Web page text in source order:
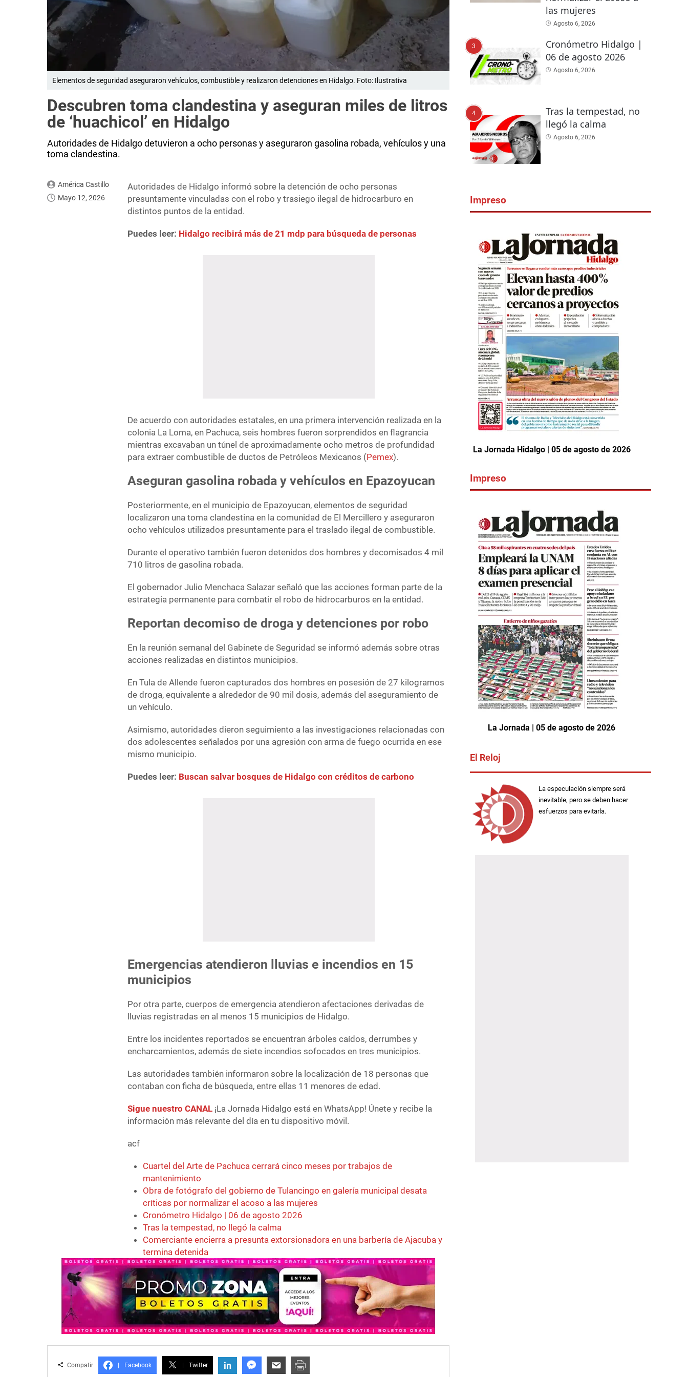
Elementos de seguridad aseguraron vehículos, combustible y realizaron detenciones en Hidalgo. Foto: Ilustrativa
Descubren toma clandestina y aseguran miles de litros
de ‘huachicol’ en Hidalgo
Autoridades de Hidalgo detuvieron a ocho personas y aseguraron gasolina robada, vehículos y una
toma clandestina.
América Castillo
Mayo 12, 2026
Autoridades de Hidalgo informó sobre la detención de ocho personas
presuntamente vinculadas con el robo y trasiego ilegal de hidrocarburo en
distintos puntos de la entidad.
Puedes leer: Hidalgo recibirá más de 21 mdp para búsqueda de personas
De acuerdo con autoridades estatales, en una primera intervención realizada en la
colonia La Loma, en Pachuca, seis hombres fueron sorprendidos en flagrancia
mientras excavaban un túnel de aproximadamente ocho metros de profundidad
para extraer combustible de ductos de Petróleos Mexicanos (Pemex).
Aseguran gasolina robada y vehículos en Epazoyucan
Posteriormente, en el municipio de Epazoyucan, elementos de seguridad
localizaron una toma clandestina en la comunidad de El Mercillero y aseguraron
ocho vehículos utilizados presuntamente para el traslado ilegal de combustible.
Durante el operativo también fueron detenidos dos hombres y decomisados 4 mil
710 litros de gasolina robada.
El gobernador Julio Menchaca Salazar señaló que las acciones forman parte de la
estrategia permanente para combatir el robo de hidrocarburos en la entidad.
Reportan decomiso de droga y detenciones por robo
En la reunión semanal del Gabinete de Seguridad se informó además sobre otras
acciones realizadas en distintos municipios.
En Tula de Allende fueron capturados dos hombres en posesión de 27 kilogramos
de droga, equivalente a alrededor de 90 mil dosis, además del aseguramiento de
un vehículo.
Asimismo, autoridades dieron seguimiento a las investigaciones relacionadas con
dos adolescentes señalados por una agresión con arma de fuego ocurrida en ese
mismo municipio.
Puedes leer: Buscan salvar bosques de Hidalgo con créditos de carbono
Emergencias atendieron lluvias e incendios en 15
municipios
Por otra parte, cuerpos de emergencia atendieron afectaciones derivadas de
lluvias registradas en al menos 15 municipios de Hidalgo.
Entre los incidentes reportados se encuentran árboles caídos, derrumbes y
encharcamientos, además de siete incendios sofocados en tres municipios.
Las autoridades también informaron sobre la localización de 18 personas que
contaban con ficha de búsqueda, entre ellas 11 menores de edad.
Sigue nuestro CANAL ¡La Jornada Hidalgo está en WhatsApp! Únete y recibe la
información más relevante del día en tu dispositivo móvil.
acf
Cuartel del Arte de Pachuca cerrará cinco meses por trabajos de
mantenimiento
Obra de fotógrafo del gobierno de Tulancingo en galería municipal desata
críticas por normalizar el acoso a las mujeres
Cronómetro Hidalgo | 06 de agosto 2026
Tras la tempestad, no llegó la calma
Comerciante encierra a presunta extorsionadora en una barbería de Ajacuba y
termina detenida
Compatir Facebook Twitter in
las mujeres
Agosto 6, 2026
3
Cronómetro Hidalgo |
06 de agosto 2026
Agosto 6, 2026
4
Tras la tempestad, no
llegó la calma
Agosto 6, 2026
Impreso
La Jornada Hidalgo | 05 de agosto de 2026
Impreso
La Jornada | 05 de agosto de 2026
El Reloj
La especulación siempre será
inevitable, pero se deben hacer
esfuerzos para evitarla.